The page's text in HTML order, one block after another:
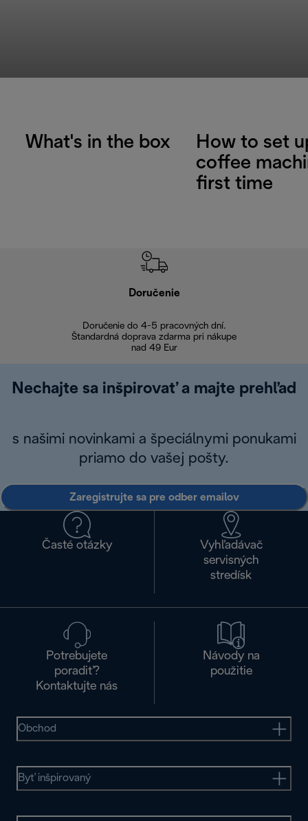
What's in the box
How to set
coffee
first time
Doručenie
Doručenie do 4-5 pracovných dní.
Štandardná doprava zdarma pri nákupe
nad 49 Eur
Nechajte sa inšpirovať a majte prehľad
s našimi novinkami a špeciálnymi ponukami
priamo do vašej pošty.
Zaregistrujte sa pre odber emailov
Časté otázky
Vyhľadávač
servisných
stredísk
Potrebujete
poradiť?
Kontaktujte nás
Návody na
použitie
Obchod
Byť inšpirovaný